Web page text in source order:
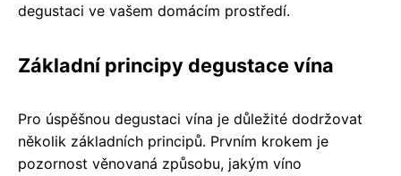
degustaci ve vašem domácím prostředí.
Základní principy degustace vína
Pro úspěšnou degustaci vína je důležité dodržovat
několik základních principů. Prvním krokem je
pozornost věnovaná způsobu, jakým víno